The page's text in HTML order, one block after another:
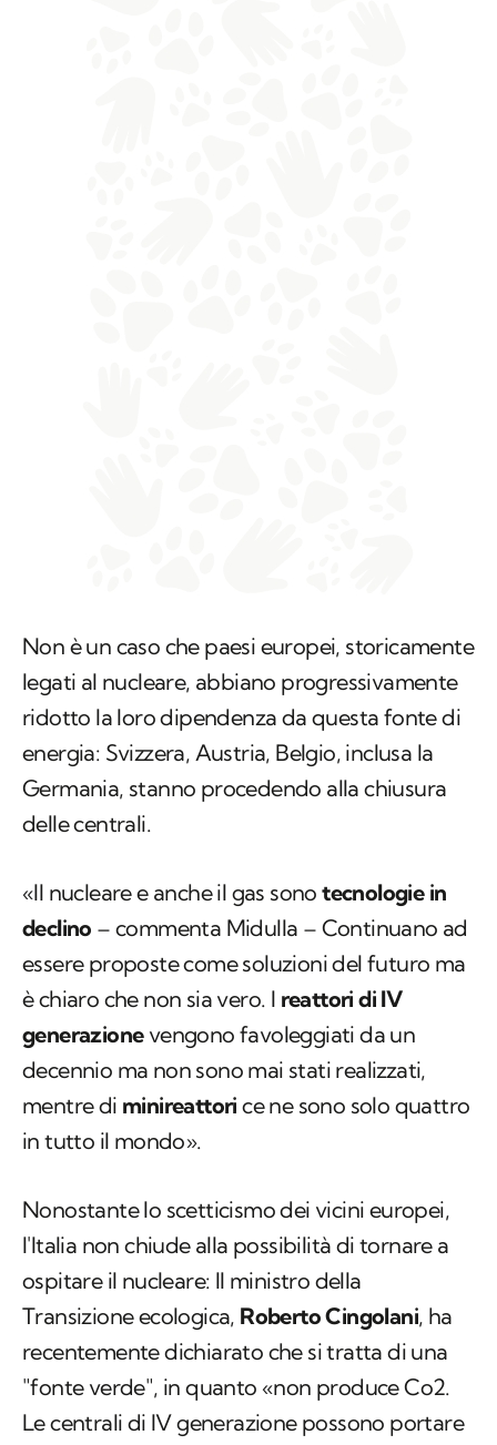
Non è un caso che paesi europei, storicamente
legati al nucleare, abbiano progressivamente
ridotto la loro dipendenza da questa fonte di
energia: Svizzera, Austria, Belgio, inclusa la
Germania, stanno procedendo alla chiusura
delle centrali.
«Il nucleare e anche il gas sonotecnologie in
declino – commenta Midulla – Continuano ad
essere proposte come soluzioni del futuro ma
è chiaro che non sia vero. I reattori di IV
generazionevengono favoleggiati da un
decennio ma non sono mai stati realizzati,
mentre di minireattori ce ne sono solo quattro
in tutto il mondo».
Nonostante lo scetticismo dei vicini europei,
l'Italia non chiude alla possibilità di tornare a
ospitare il nucleare: Il ministro della
Transizione ecologica, Roberto Cingolani, ha
recentemente dichiarato che si tratta di una
"fonte verde", in quanto «non produce Co2.
Le centrali di IV generazione possono portare